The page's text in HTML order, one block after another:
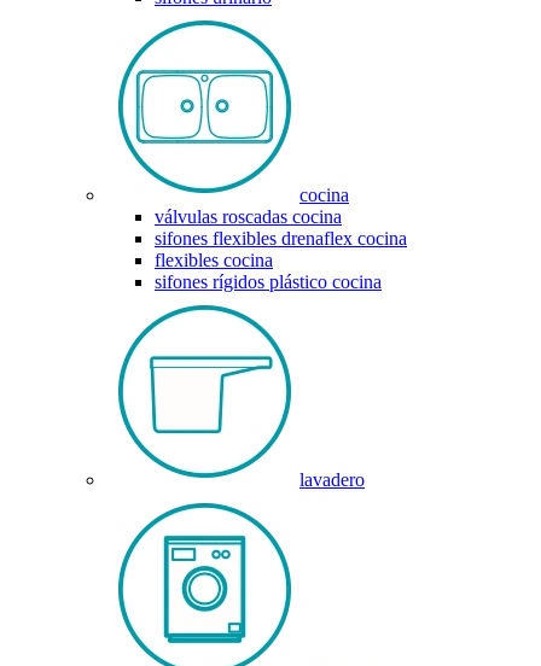
cocina
válvulas roscadas cocina
sifones flexibles drenaflex cocina
flexibles cocina
sifones rígidos plástico cocina
lavadero